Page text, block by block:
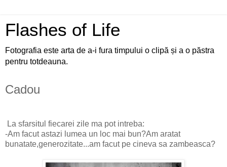
Flashes of Life
Fotografia este arta de a-i fura timpului o clipă și a o păstra
pentru totdeauna.
Cadou
La sfarsitul fiecarei zile ma pot intreba:
-Am facut astazi lumea un loc mai bun?Am aratat
bunatate,generozitate...am facut pe cineva sa zambeasca?